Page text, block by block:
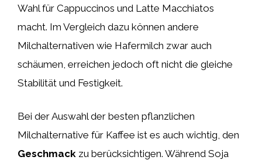
Wahl für Cappuccinos und Latte Macchiatos
macht. Im Vergleich dazu können andere
Milchalternativen wie Hafermilch zwar auch
schäumen, erreichen jedoch oft nicht die gleiche
Stabilität und Festigkeit.
Bei der Auswahl der besten pflanzlichen
Milchalternative für Kaffee ist es auch wichtig, den
Geschmack zu berücksichtigen. Während Soja